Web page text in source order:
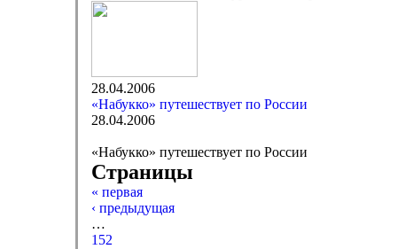
28.04.2006
«Набукко» путешествует по России
28.04.2006
«Набукко» путешествует по России
Страницы
« первая
‹ предыдущая
…
152